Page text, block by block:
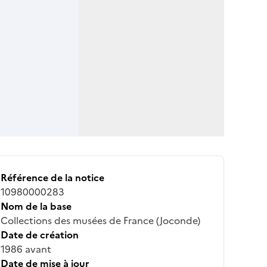
Référence de la notice
10980000283
Nom de la base
Collections des musées de France (Joconde)
Date de création
1986 avant
Date de mise à jour